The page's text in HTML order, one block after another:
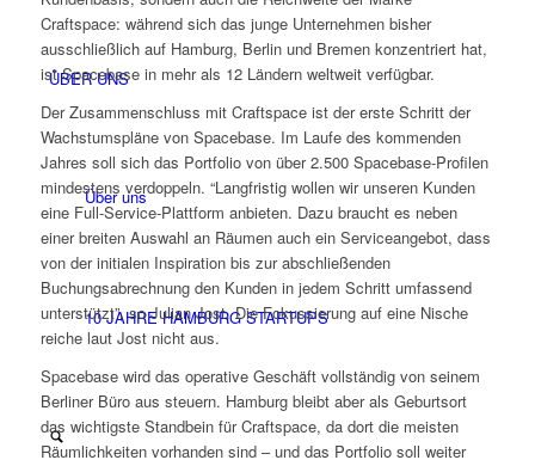
ÜBER UNS
Über uns
10 JAHRE HAMBURG STARTUPS
Craftspace: während sich das junge Unternehmen bisher
ausschließlich auf Hamburg, Berlin und Bremen konzentriert hat,
ist Spacebase in mehr als 12 Ländern weltweit verfügbar.
Der Zusammenschluss mit Craftspace ist der erste Schritt der
Wachstumspläne von Spacebase. Im Laufe des kommenden
Jahres soll sich das Portfolio von über 2.500 Spacebase-Profilen
mindestens verdoppeln. “Langfristig wollen wir unseren Kunden
eine Full-Service-Plattform anbieten. Dazu braucht es neben
einer breiten Auswahl an Räumen auch ein Serviceangebot, dass
von der initialen Inspiration bis zur abschließenden
Buchungsabrechnung den Kunden in jedem Schritt umfassend
unterstützt”, so Julian Jost. Die Fokussierung auf eine Nische
reiche laut Jost nicht aus.
Spacebase wird das operative Geschäft vollständig von seinem
Berliner Büro aus steuern. Hamburg bleibt aber als Geburtsort
das wichtigste Standbein für Craftspace, da dort die meisten
Räumlichkeiten vorhanden sind – und das Portfolio soll weiter